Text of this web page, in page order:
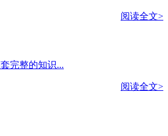
阅读全文>
完整的知识...
阅读全文>